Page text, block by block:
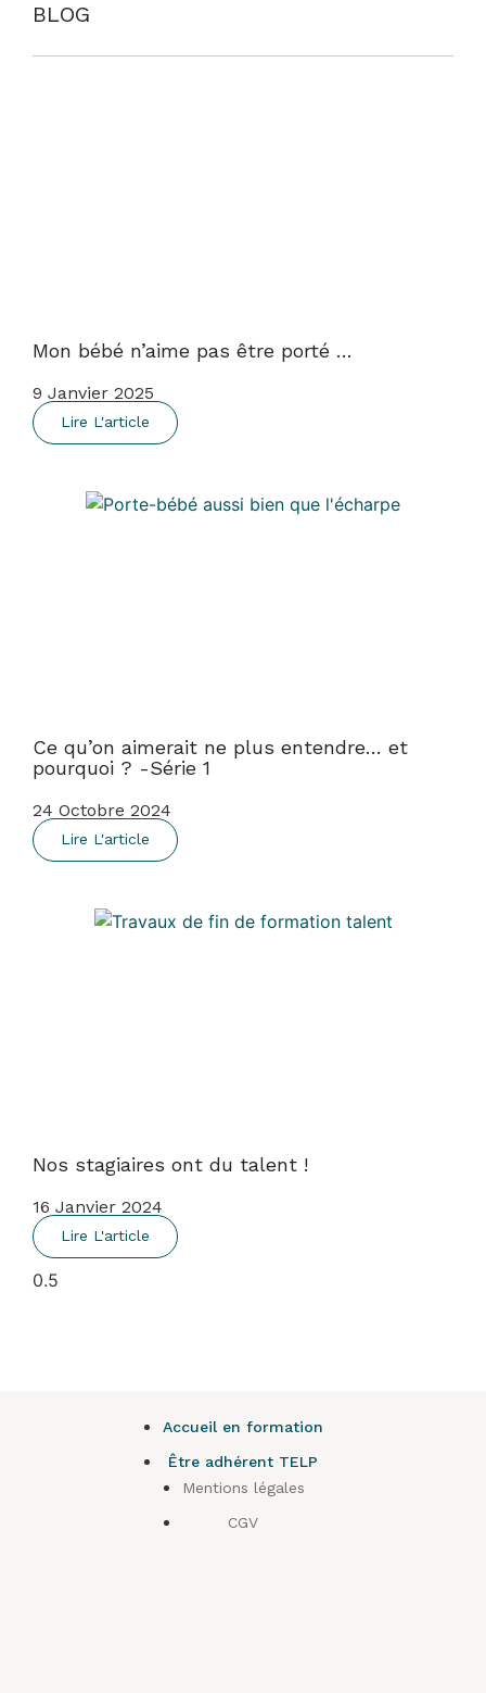
BLOG
Mon bébé n’aime pas être porté …
9 Janvier 2025
Lire L'article
Ce qu’on aimerait ne plus entendre… et
pourquoi ? -Série 1
24 Octobre 2024
Lire L'article
Nos stagiaires ont du talent !
16 Janvier 2024
Lire L'article
Accueil en formation
Être adhérent TELP
Mentions légales
CGV